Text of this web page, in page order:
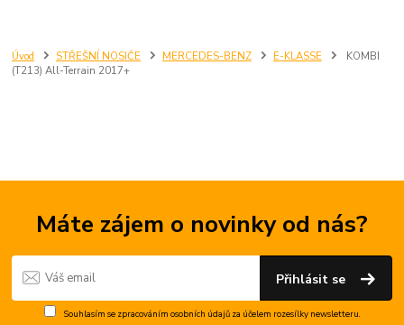
Úvod STŘEŠNÍ NOSIČE MERCEDES-BENZ E-KLASSE
KOMBI
(T213) All-Terrain 2017+
Máte zájem o novinky od nás?
Přihlásit se
Souhlasím se zpracováním osobních údajůza účelem rozesílky newsletteru.